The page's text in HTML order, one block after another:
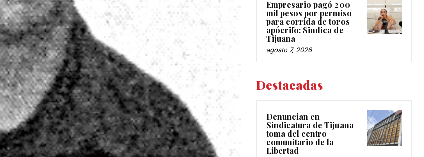
Empresario pagó 200
mil pesos por permiso
para corrida de toros
apócrifo: Sindica de
Tijuana
agosto 7, 2026
Destacadas
Denuncian en
Sindicatura de Tijuana
toma del centro
comunitario de la
Libertad